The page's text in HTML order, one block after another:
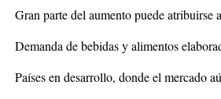
Gran parte del aumento puede atribuirse
Demanda de bebidas y alimentos
Países en desarrollo, donde el mercado